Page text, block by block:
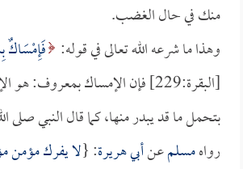
منك في حال الغضب.
وهذا ما شرعه الله تعالى في قوله:
[البقرة:229] فإن الإمساك بمعروف:
بتحمل ما قد يبدر منها، كما قال النبي صلى
رواهمسلمعنأبي هريرة: {لا يفرك مؤمن